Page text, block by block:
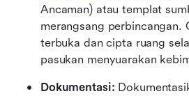
Ancaman) atau templat
merangsang perbincangan.
terbuka dan cipta ruang
pasukan menyuarakan
Dokumentasi: